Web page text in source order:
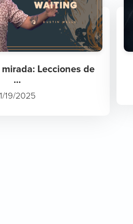
Lecciones de
...
1/19/2025